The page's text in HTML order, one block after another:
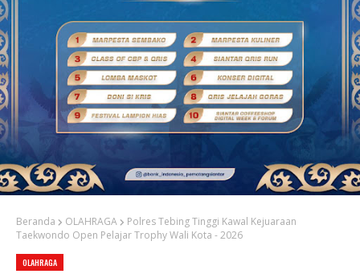
Beranda OLAHRAGA
Polres Tebing Tinggi Kawal Kejuaraan
Taekwondo Open Pelajar Trophy Wali Kota - 2026
OLAHRAGA